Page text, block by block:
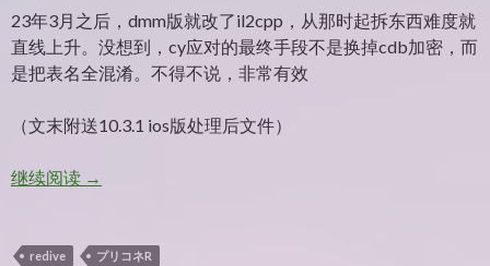
23年3月之后，dmm版就改了il2cpp，从那时起拆东西难度就
直线上升。没想到，cy应对的最终手段不是换掉cdb加密，而
是把表名全混淆。不得不说，非常有效
（文末附送10.3.1 ios版处理后文件）
继续阅读PRCN – 反数据挖掘新时代
→
redive プリコネR